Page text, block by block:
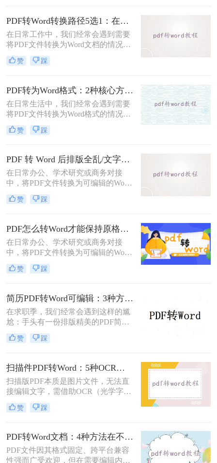
那么pdf文件怎么转换成doc文件呢？
本文将介绍三种将PDF文件转换成
DOC文件的方法。
PDF转Word转换路径5选1：在线、软件、手机端各场景最优解！
在日常工作中，我们经常会遇到需要
将PDF文件转换为Word文档的情况，
以便对内容进行编辑或修改。那么pdf
转word怎么转呢？本文将介绍五种将
最适合自己的转换方式。
赞 踩
PDF转为Word格式：2种核心方法的适用场景和操作差异！
在日常生活中，我们经常会遇到需要
将PDF文件转换为Word格式的情况，
以便于编辑和修改文件内容。那么如
何将pdf转为word格式呢？本文将介绍
赞 踩
PDF 转 Word 后排版全乱/文字错位/串行/乱跑怎么办？3种高保真转换方法全解析
在日常办公、学术研究或商务对接
中，将PDF文件转换为可编辑的Word
文档是极高频的需求。但最令人头疼
的往往不是转换本身，而是转换后出
等“惨剧”。面对PDF 转 Word 后排版
全乱/文字错位/串行/乱跑怎么办这一
难题，很多人尝试了各种免费工具却
依然无法解决。
赞 踩
PDF怎么转Word才能保持原格式不变/版式不乱？3种专业有效方法全解析！
在日常办公、学术研究或商务对接
中，将PDF文件转换为可编辑的Word
文档是极高频的需求。但最令人头疼
的往往不是转换本身，而是转换后出
等“惨剧”。因此，很多人都在苦苦寻
找“PDF怎么转Word才能保持原格式
不变/版式不乱”的完美方案。
赞 踩
简历PDF转Word可编辑：3种方法保留排版不乱的实测！
在求职季，我们经常会遇到这样的尴
尬：手头有一份排版精美的PDF简
历，但招聘系统只允许上传Word格
式，或者HR希望能直接在简历上修
怎么转word简历的技巧就显得至关重
要。直接复制粘贴不仅会打乱排版，
还可能丢失关键信息。
赞 踩
扫描件PDF转Word：5种OCR方案的识别精度和速度对比！
扫描版PDF本质是图片文件，无法直
接编辑文字，需借助OCR（光学字符
识别）技术提取文字并转换为可编辑
的Word格式。那么扫描pdf怎么转换
5种主流方案，助您高效完成转换。
赞 踩
PDF转Word文档：4种方法在不同文件类型下的转换效果！
PDF文件因其格式固定、跨平台兼容
性强而广受欢迎，但在需要编辑内容